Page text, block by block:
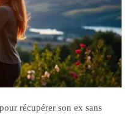
récupérer son ex sans